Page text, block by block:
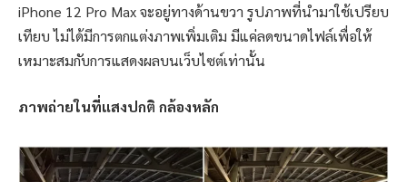
iPhone 12 Pro Max จะอยู่ทางด้านขวา รูปภาพที่นำมาใช้เปรียบ
เทียบ ไม่ได้มีการตกแต่งภาพเพิ่มเติม มีแค่ลดขนาดไฟล์เพื่อให้
เหมาะสมกับการแสดงผลบนเว็บไซต์เท่านั้น
ภาพถ่ายในที่แสงปกติ กล้องหลัก